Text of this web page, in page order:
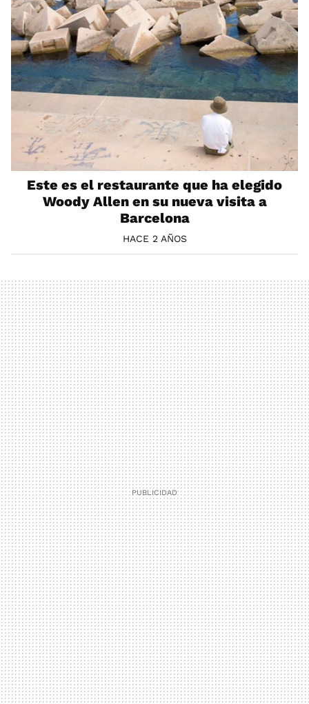
Este es el restaurante que ha elegido
Woody Allen en su nueva visita a
Barcelona
HACE 2 AÑOS